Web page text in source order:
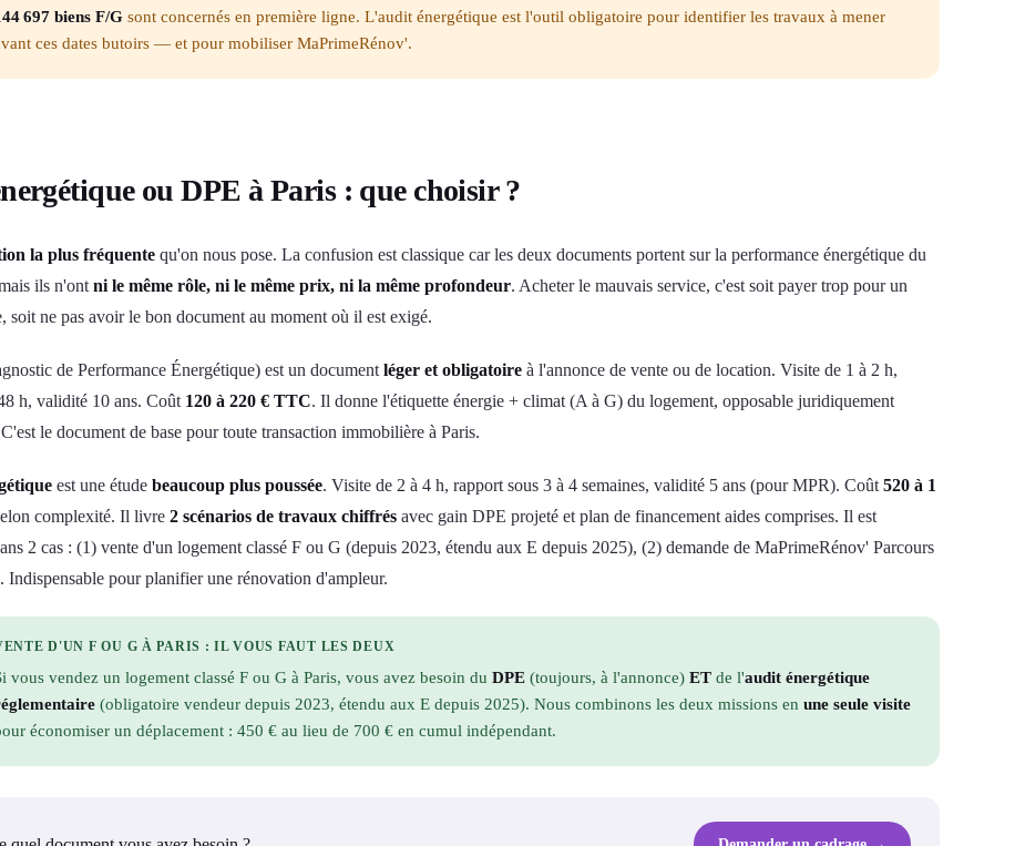
697 biens F/G sont concernés en première ligne. L'audit énergétique est l'outil obligatoire pour identifier les travaux à mener
ces dates butoirs — et pour mobiliser MaPrimeRénov'.
ou DPE à Paris : que choisir ?
la plus fréquente qu'on nous pose. La confusion est classique car les deux documents portent sur la performance énergétique du
ils n'ont ni le même rôle, ni le même prix, ni la même profondeur. Acheter le mauvais service, c'est soit payer trop pour un
soit ne pas avoir le bon document au moment où il est exigé.
de Performance Énergétique) est un document léger et obligatoire à l'annonce de vente ou de location. Visite de 1 à 2 h,
h, validité 10 ans. Coût 120 à 220 € TTC. Il donne l'étiquette énergie + climat (A à G) du logement, opposable juridiquement
le document de base pour toute transaction immobilière à Paris.
est une étude beaucoup plus poussée. Visite de 2 à 4 h, rapport sous 3 à 4 semaines, validité 5 ans (pour MPR). Coût 520 à 1
complexité. Il livre 2 scénarios de travaux chiffrés avec gain DPE projeté et plan de financement aides comprises. Il est
2 cas : (1) vente d'un logement classé F ou G (depuis 2023, étendu aux E depuis 2025), (2) demande de MaPrimeRénov' Parcours
Indispensable pour planifier une rénovation d'ampleur.
D'UN F OU G À PARIS : IL VOUS FAUT LES DEUX
vous vendez un logement classé F ou G à Paris, vous avez besoin du DPE (toujours, à l'annonce) ET de l'audit énergétique
(obligatoire vendeur depuis 2023, étendu aux E depuis 2025). Nous combinons les deux missions en une seule visite
économiser un déplacement : 450 € au lieu de 700 € en cumul indépendant.